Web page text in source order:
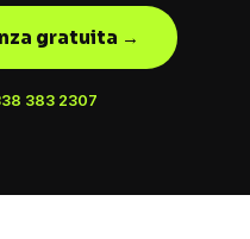
gratuita →
383 2307